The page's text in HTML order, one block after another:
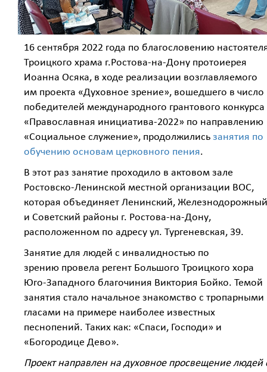
16 сентября 2022 года по благословению
Троицкого храма г.Ростова-на-Дону протоиерея
Иоанна Осяка, в ходе реализации возглавляемого
им проекта «Духовное зрение», вошедшего в число
победителей международного грантового конкурса
«Православная инициатива-2022» по направлению
«Социальное служение», продолжились занятия по
обучению основам церковного пения.
В этот раз занятие проходило в актовом зале
Ростовско-Ленинской местной организации ВОС,
которая объединяет Ленинский, Железнодорожный
и Советский районы г. Ростова-на-Дону,
расположенном по адресу ул. Тургеневская, 39.
Занятие для людей с инвалидностью по
зрению провела регент Большого Троицкого хора
Юго-Западного благочиния Виктория Бойко. Темой
занятия стало начальное знакомство с тропарными
гласами на примере наиболее известных
песнопений. Таких как: «Спаси, Господи» и
«Богородице Дево».
Проект направлен на духовное просвещение людей